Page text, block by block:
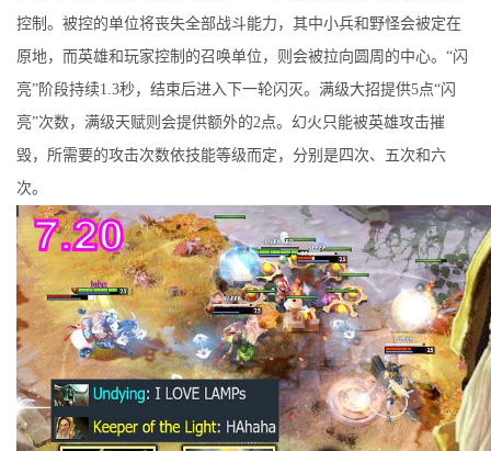
控制。被控的单位将丧失全部战斗能力，其中小兵和野怪会被定在
原地，而英雄和玩家控制的召唤单位，则会被拉向圆周的中心。“闪
亮”阶段持续1.3秒，结束后进入下一轮闪灭。满级大招提供5点“闪
亮”次数，满级天赋则会提供额外的2点。幻火只能被英雄攻击摧
毁，所需要的攻击次数依技能等级而定，分别是四次、五次和六
次。